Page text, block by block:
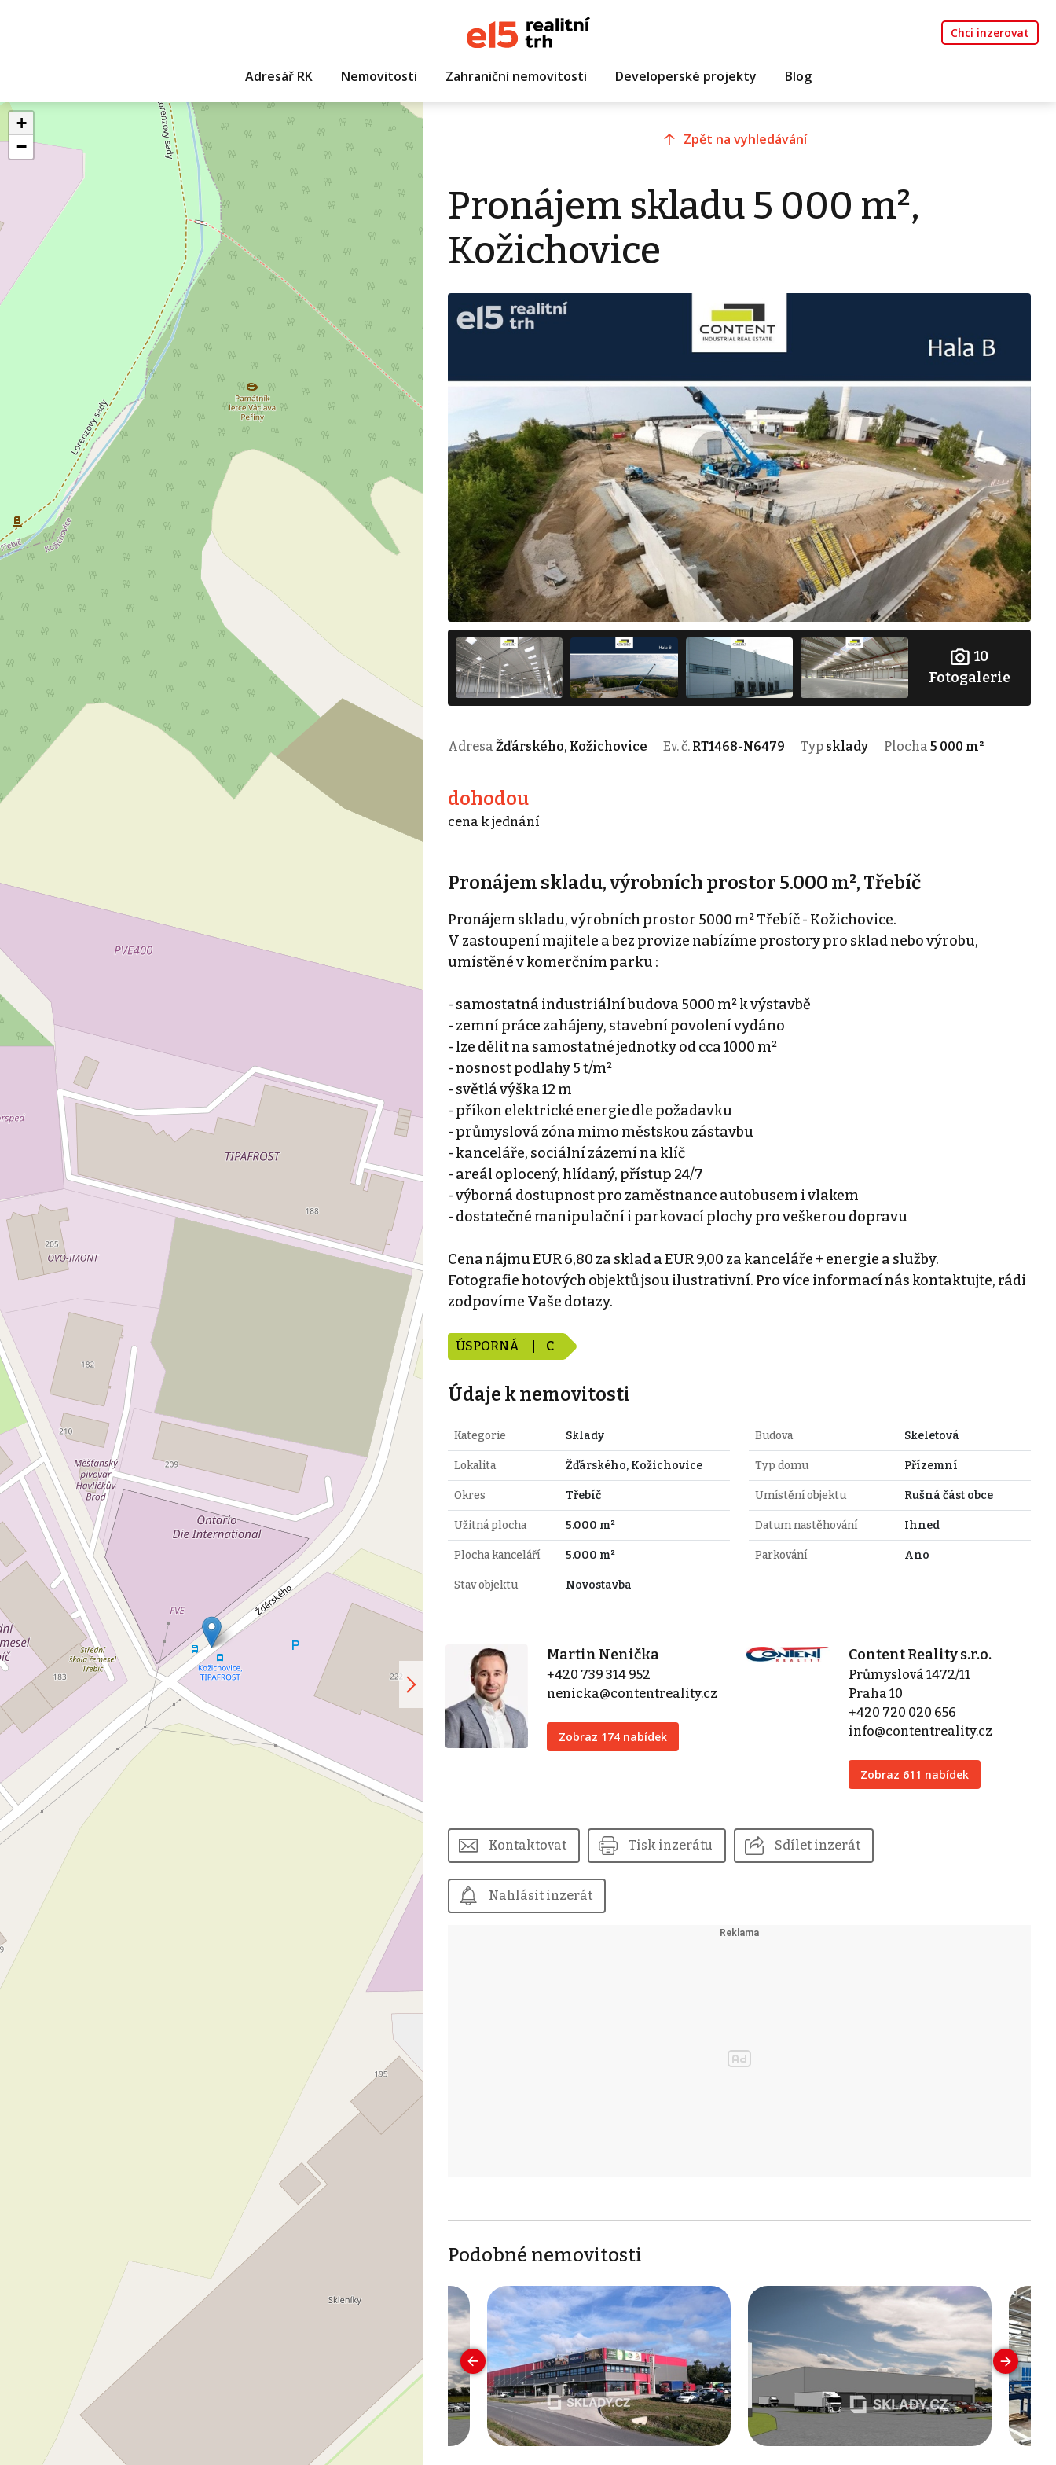
Chci inzerovat
Adresář RK Nemovitosti Zahraniční nemovitosti Developerské projekty Blog
+
−
Zpět na vyhledávání
Pronájem skladu 5 000 m²,
Kožichovice
10
Fotogalerie
Adresa Žďárského, Kožichovice Ev. č. RT1468-N6479 Typ sklady Plocha 5 000 m²
dohodou
cena k jednání
Pronájem skladu, výrobních prostor 5.000 m², Třebíč
Pronájem skladu, výrobních prostor 5000 m² Třebíč - Kožichovice.
V zastoupení majitele a bez provize nabízíme prostory pro sklad nebo výrobu,
umístěné v komerčním parku :
- samostatná industriální budova 5000 m² k výstavbě
- zemní práce zahájeny, stavební povolení vydáno
- lze dělit na samostatné jednotky od cca 1000 m²
- nosnost podlahy 5 t/m²
- světlá výška 12 m
- příkon elektrické energie dle požadavku
- průmyslová zóna mimo městskou zástavbu
- kanceláře, sociální zázemí na klíč
- areál oplocený, hlídaný, přístup 24/7
- výborná dostupnost pro zaměstnance autobusem i vlakem
- dostatečné manipulační i parkovací plochy pro veškerou dopravu
Cena nájmu EUR 6,80 za sklad a EUR 9,00 za kanceláře + energie a služby.
Fotografie hotových objektů jsou ilustrativní. Pro více informací nás kontaktujte, rádi
zodpovíme Vaše dotazy.
ÚSPORNÁ C
Údaje k nemovitosti
Kategorie Sklady
Lokalita Žďárského, Kožichovice
Okres Třebíč
Užitná plocha 5.000 m²
Plocha kanceláří 5.000 m²
Stav objektu Novostavba
Budova Skeletová
Typ domu Přízemní
Umístění objektu Rušná část obce
Datum nastěhování Ihned
Parkování Ano
Martin Nenička
+420 739 314 952
nenicka@contentreality.cz
Zobraz 174 nabídek
Content Reality s.r.o.
Průmyslová 1472/11
Praha 10
+420 720 020 656
info@contentreality.cz
Zobraz 611 nabídek
Kontaktovat Tisk inzerátu Sdílet inzerát
Nahlásit inzerát
Podobné nemovitosti